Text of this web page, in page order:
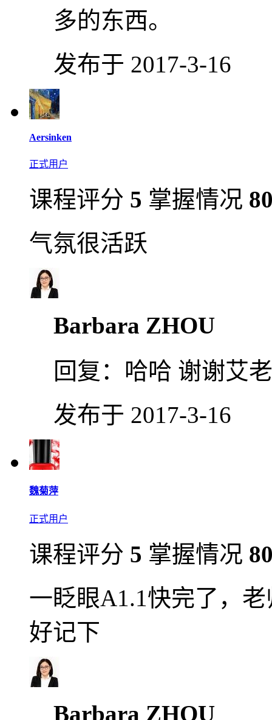
多的东西。
发布于 2017-3-16
Aersinken
正式用户
课程评分 5 掌握情况
气氛很活跃
Barbara ZHOU
回复： 哈哈 谢谢艾
发布于 2017-3-16
魏菊萍
正式用户
课程评分 5 掌握情况
一眨眼A1.1快完了，
好记下
Barbara ZHOU